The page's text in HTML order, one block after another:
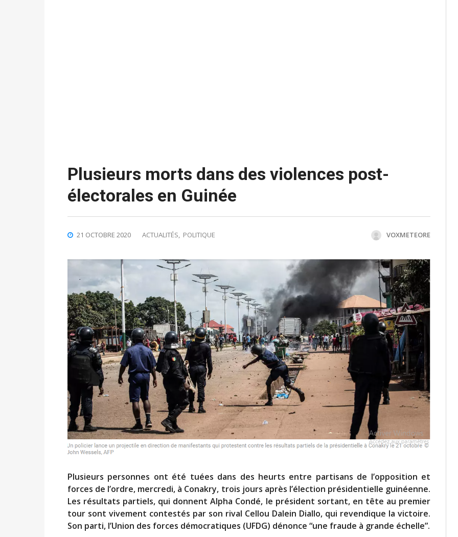
Plusieurs morts dans des violences post-
électorales en Guinée
21 OCTOBRE 2020 ACTUALITÉS POLITIQUE VOXMETEORE
Plusieurs personnes ont été tuées dans des heurts entre partisans de l’opposition et
forces de l’ordre, mercredi, à Conakry, trois jours après l’élection présidentielle guinéenne.
Les résultats partiels, qui donnent Alpha Condé, le président sortant, en tête au premier
tour sont vivement contestés par son rival Cellou Dalein Diallo, qui revendique la victoire.
Son parti, l’Union des forces démocratiques (UFDG) dénonce “une fraude à grande échelle”.